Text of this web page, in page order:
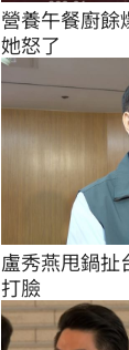
營養午餐廚
她怒了
盧秀燕甩鍋扯
打臉